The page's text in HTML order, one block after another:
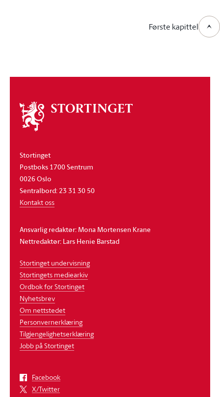
Første kapittel
Om
stortinget
Stortinget
Postboks 1700 Sentrum
0026 Oslo
Sentralbord: 23 31 30 50
Kontakt oss
Ansvarlig redaktør: Mona Mortensen Krane
Nettredaktør: Lars Henie Barstad
Stortinget undervisning
Stortingets mediearkiv
Ordbok for Stortinget
Nyhetsbrev
Om nettstedet
Personvernerklæring
Tilgjengelighetserklæring
Jobb på Stortinget
Facebook
X/Twitter